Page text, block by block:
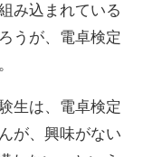
み込まれている
うが、電卓検定
生は、電卓検定
が、興味がない